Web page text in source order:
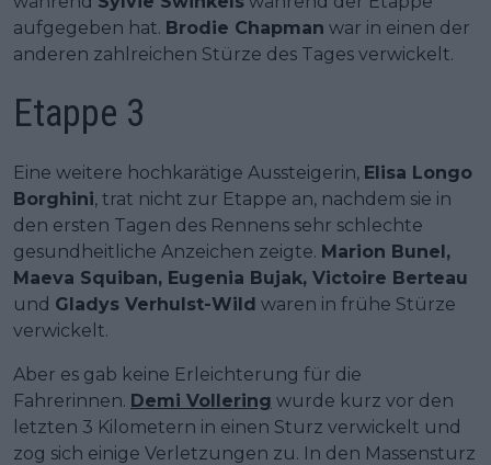
aufgegeben hat. Brodie Chapman war in einen der
anderen zahlreichen Stürze des Tages verwickelt.
Etappe 3
Eine weitere hochkarätige Aussteigerin, Elisa Longo
Borghini, trat nicht zur Etappe an, nachdem sie in
den ersten Tagen des Rennens sehr schlechte
gesundheitliche Anzeichen zeigte. Marion Bunel,
Maeva Squiban, Eugenia Bujak, Victoire Berteau
und Gladys Verhulst-Wild waren in frühe Stürze
verwickelt.
Aber es gab keine Erleichterung für die
Fahrerinnen. Demi Vollering wurde kurz vor den
letzten 3 Kilometern in einen Sturz verwickelt und
zog sich einige Verletzungen zu. In den Massensturz